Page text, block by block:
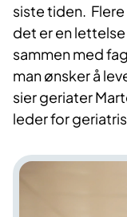
siste tiden.
det er en
sammen med
man ønsker å
sier geriater
leder for